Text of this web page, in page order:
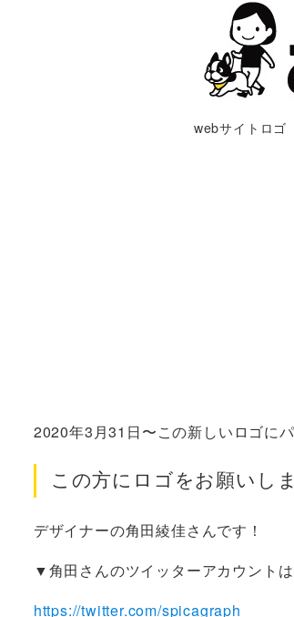
webサイトロゴ
2020年3月31日〜この新しいロゴに
この方にロゴをお願いし
デザイナーの角田綾佳さんです！
▼角田さんのツイッターアカウント
https://twitter.com/spicagraph